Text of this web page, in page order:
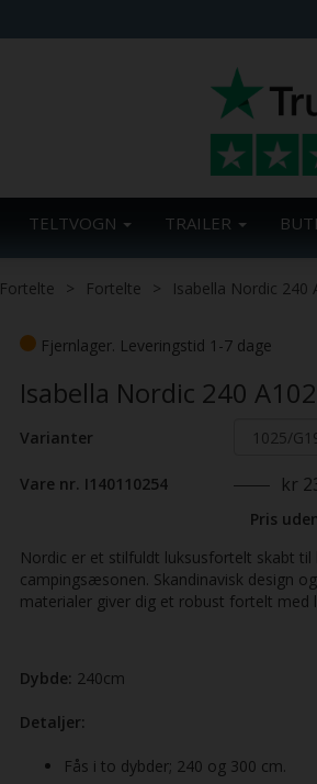
TELTVOGN TRAILER
Fortelte Fortelte Isabella Nordic 240
Fjernlager. Leveringstid 1-7 dage
Isabella Nordic 240
Varianter
Vare nr. I140110254 kr
Pris
Nordic er et stilfuldt luksusfortelt skabt til
campingsæsonen. Skandinavisk design
materialer giver dig et robust fortelt med
Dybde: 240cm
Detaljer:
Fås i to dybder; 240 og 300 cm.